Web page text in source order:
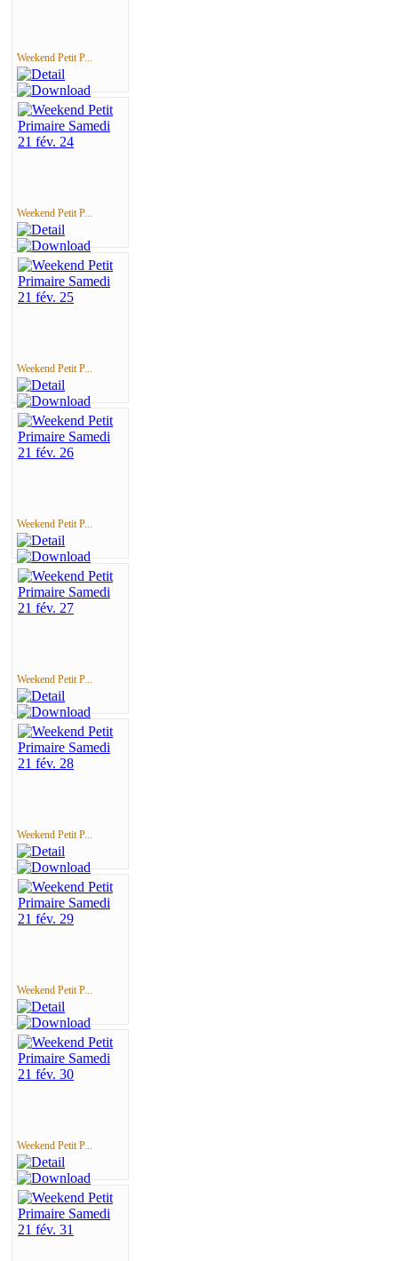
Weekend Petit P...
Weekend Petit P...
Weekend Petit P...
Weekend Petit P...
Weekend Petit P...
Weekend Petit P...
Weekend Petit P...
Weekend Petit P...